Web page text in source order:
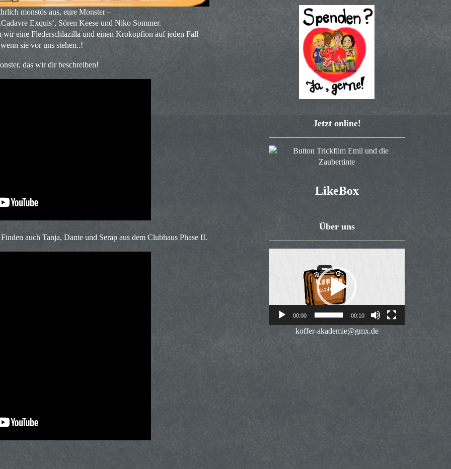
monstös aus, eure Monster –
Exquis‘, Sören Keese und Niko Sommer.
eine Flederschlazilla und einen Krokopfion auf jeden Fall
sie vor uns stehen..!
das wir dir beschreiben!
auch Tanja, Dante und Serap aus dem Clubhaus Phase II.
Jetzt online!
LikeBox
Über uns
00:00 00:10
koffer-akademie@gmx.de